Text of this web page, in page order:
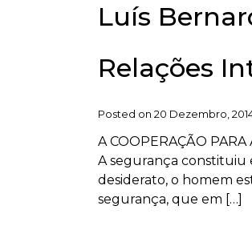
Luís
Relações
Posted on 20 Dezembro,
A COOPERAÇÃO
A segurança constituiu
desiderato, o homem
segurança, que em […]